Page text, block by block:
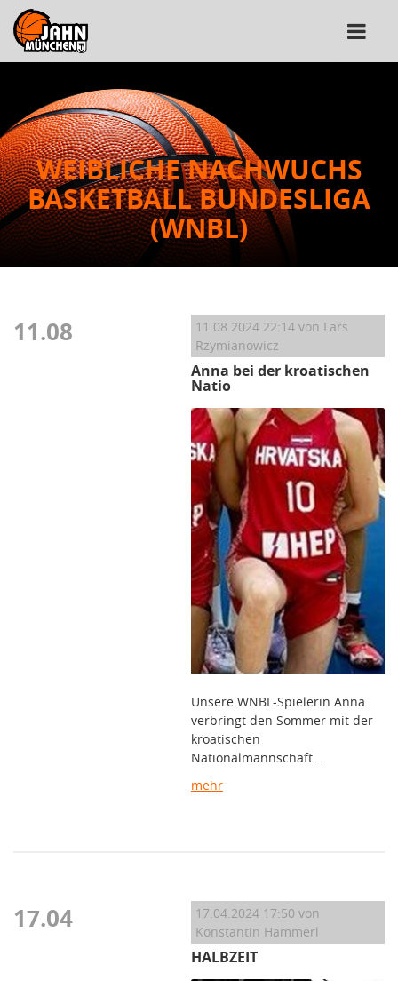
WEIBLICHE NACHWUCHS
BASKETBALL BUNDESLIGA
(WNBL)
11.08 11.08.2024 22:14 von Lars
Rzymianowicz
Anna bei der kroatischen
Natio
Unsere WNBL-Spielerin Anna
verbringt den Sommer mit der
kroatischen
Nationalmannschaft ...
mehr
17.04 17.04.2024 17:50 von
Konstantin Hammerl
HALBZEIT